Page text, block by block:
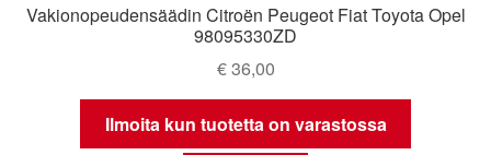
Vakionopeudensäädin Citroën Peugeot Fiat Toyota Opel
98095330ZD
€36,00
Ilmoita kun tuotetta on varastossa